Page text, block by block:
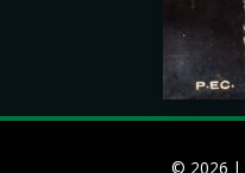
© 2026 |